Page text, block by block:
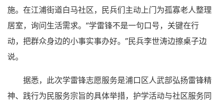
施。在江浦街道白马社区，民兵们主动上门为孤寡老人整理
居室，询问生活需求。“学雷锋不是一句口号，关键在行
动，把群众身边的小事实事办好。”民兵李世涛边擦桌子边
说。
据悉，此次学雷锋志愿服务是浦口区人武部弘扬雷锋精
神、践行为民服务宗旨的具体举措，护学活动与社区服务同